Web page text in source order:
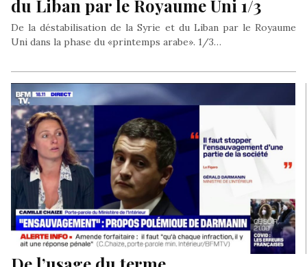
du Liban par le Royaume Uni 1/3
De la déstabilisation de la Syrie et du Liban par le Royaume
Uni dans la phase du «printemps arabe». 1/3…